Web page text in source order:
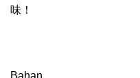
味！
Bahan